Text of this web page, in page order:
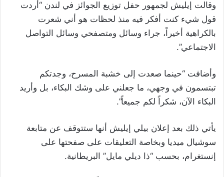
وقالت إيليش لجمهور حفل توزيع الجوائز في لندن “أردت
قول شيء كنت أفكر فيه منذ لحظات هو أني شعرت
بالكراهية أخيراً، جراء وسائل ومتصفحي وسائل التواصل
الاجتماعي”.
وأضافت “حينما صعدت إلى خشبة المسرح، وجدتكم
تبتسمون في وجهي، ما جعلني على وشك البكاء، بل وأريد
البكاء الآن، شكراً لكم جميعاً”.
يأتي ذلك بعد إعلان بيلي إيليش أنها ستتوقف عن متابعة
سوشيال ميديا وبخاصة التعليقات على صفحتها على
إنستغرام، بحسب “ذا ديلي مايل” البريطانية.